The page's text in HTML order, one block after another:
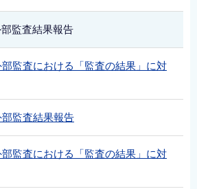
監査結果報告
監査における「監査の結果」に対
監査結果報告
監査における「監査の結果」に対